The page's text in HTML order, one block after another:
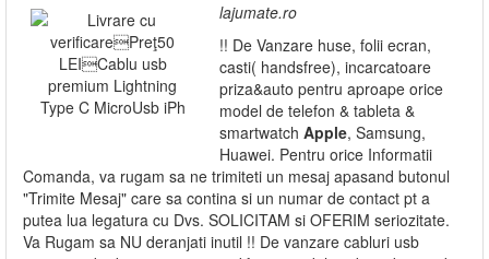
lajumate.ro
!! De Vanzare huse, folii ecran,
casti( handsfree), incarcatoare
priza&auto pentru aproape orice
model de telefon & tableta &
smartwatch Apple, Samsung,
Huawei. Pentru orice Informatii
Comanda, va rugam sa ne trimiteti un mesaj apasand butonul
"Trimite Mesaj" care sa contina si un numar de contact pt a
putea lua legatura cu Dvs. SOLICITAM si OFERIM seriozitate.
Va Rugam sa NU deranjati inutil !! De vanzare cabluri usb